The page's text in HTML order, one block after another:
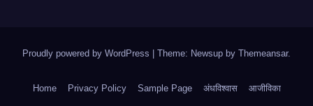
Proudly powered by WordPress | Theme: Newsup by Themeansar.
Home Privacy Policy Sample Page अंधविश्वास आजीविका